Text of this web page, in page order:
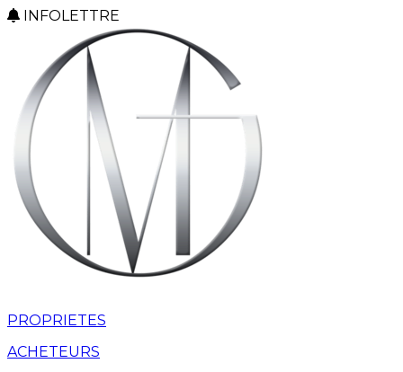
INFOLETTRE
PROPRIETES
ACHETEURS